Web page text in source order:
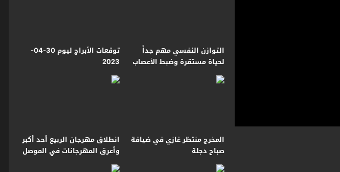
التوازن النفسي مهم جداً
لحياة مستقرة وضبط الأعصاب
مهارة وفن
توقعات الأبراج ليوم 30-04-
2023
المخرج منتظر غازي في ضيافة
صباح دجلة
انطلاق مهرجان الربيع أحد أكبر
وأعرق المهرجانات في الموصل